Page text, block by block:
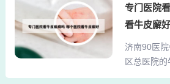
疗方法，在
聚了多位享
批权威专
病方面积
验。2、这
专门医院
看牛皮廨好
济南90医
区总医院的
院的重要科